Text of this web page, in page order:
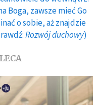
Boga, zawsze mieć Go
o sobie, aż znajdzie
Rozwój duchowy)